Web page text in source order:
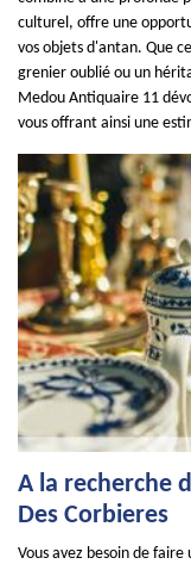
culturel, offre une
vos objets d'antan. Que
grenier oublié ou un
Medou Antiquaire 11
vous offrant ainsi une
A la recherche
Des Corbieres
Vous avez besoin de